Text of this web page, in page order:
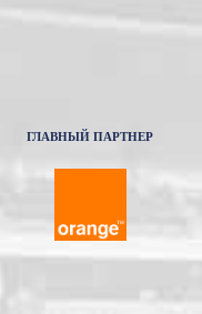
ГЛАВНЫЙ ПАРТНЕР